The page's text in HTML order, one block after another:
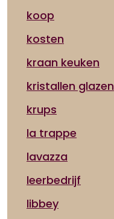
koop
kosten
kraan keuken
kristallen glazen
krups
la trappe
lavazza
leerbedrijf
libbey